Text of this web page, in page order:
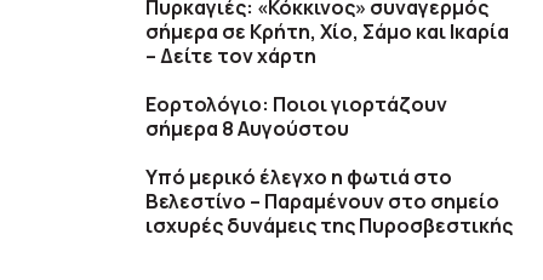
Πυρκαγιές: «Κόκκινος» συναγερμός
σήμερα σε Κρήτη, Χίο, Σάμο και Ικαρία
– Δείτε τον χάρτη
Εορτολόγιο: Ποιοι γιορτάζουν
σήμερα 8 Αυγούστου
Υπό μερικό έλεγχο η φωτιά στο
Βελεστίνο – Παραμένουν στο σημείο
ισχυρές δυνάμεις της Πυροσβεστικής